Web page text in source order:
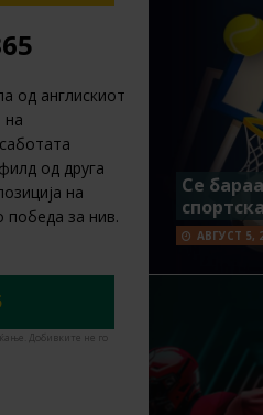
од англискиот
на
од друга
на
победа за нив.
Добивките не го
Се
АВГУСТ 5,